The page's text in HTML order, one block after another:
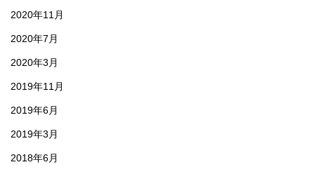
2020年11月
2020年7月
2020年3月
2019年11月
2019年6月
2019年3月
2018年6月